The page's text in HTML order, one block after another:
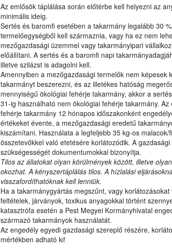
Az emlősök táplálása során előtérbe kell helyezni az
minimális ideig.
Sertés és baromfi esetében a takarmány legalább 30
termelőegységből kell származnia, vagy ha ez nem
mezőgazdasági üzemmel vagy takarmányipari
előállítani. A sertés és a baromfi napi
illetve szilázst is adagolni kell.
Amennyiben a mezőgazdasági termelők nem
takarmányt beszerezni, és az illetékes hatóság
mennyiségű ökológiai fehérje takarmány, akkor a
31-ig használható nem ökológiai fehérje takarmány.
fehérje takarmány 12 hónapos időszakonként
értékeket évente, a mezőgazdasági eredetű
kiszámítani. Használata a legfeljebb 35 kg-os
összetevőkkel való etetésére korlátozódik. A
szükségességét dokumentumokkal bizonyítja.
Tilos az állatokat olyan körülmények között, illetve
okozhat. A kényszertáplálás tilos. A hízlalási
visszafordíthatóknak kell lenniük.
Ha a takarmánygyártás megszűnt, vagy
feltételek, járványok, toxikus anyagokkal történt
katasztrófa esetén a Pest Megyei Kormányhivatal
származó takarmányok használatát.
Az engedély egyedi gazdasági szereplő részére,
mértékben adható ki!